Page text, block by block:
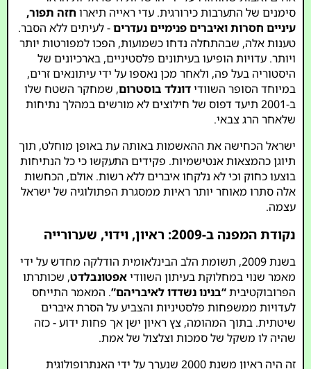
סימנים של התערבות כירורגית. עדי ראייה תיארו חזה תפור,
עיניים חסרות ואיברים פנימיים נעדרים- לעיתים ללא הסבר.
טענות אלה, שבהתחלה נדחו כשמועות, הפכו למפורטות יותר
ויותר. עדויות הופיעו בעיתונים פלסטיניים, בארכיונים של
היסטוריה בעל פה, ולאחר מכן נאספו על ידי עיתונאים זרים,
במיוחד הסופר השוודידונלד בוסטרום, שמחקר השטח שלו
ב-2001 תיעד דפוס של חילוצים לא מורשים במהלך נתיחות
שלאחר הרג צבאי.
ישראל הכחישה את ההאשמות באותה עת באופן מוחלט, תוך
תיוגן כהמצאות אנטישמיות. פקידים התעקשו כי כל הנתיחות
בוצעו כחוק וכי לא נלקחו איברים ללא רשות. אולם, הכחשות
אלה סתרו מאוחר יותר ראיות ממסגרת הפתולוגיה של ישראל
עצמה.
נקודת המפנה ב-2009: ראיון, וידוי, שערורייה
בשנת 2009, תשומת הלב הבינלאומית הודלקה מחדש על ידי
מאמר שנוי במחלוקת בעיתון השוודיאפטונבלדט, שכותרתו
הפרובוקטיבית“בנינו נשדדו לאיבריהם”. המאמר התייחס
לעדויות ממשפחות פלסטיניות והצביע על הסרת איברים
שיטתית. בתוך המהומה, צץ ראיון ישן אך פחות ידוע - כזה
שהיה לו משקל של סמכות וצלצול של אמת.
זה היה ראיון משנת 2000 שנערך על ידי האנתרופולוגית